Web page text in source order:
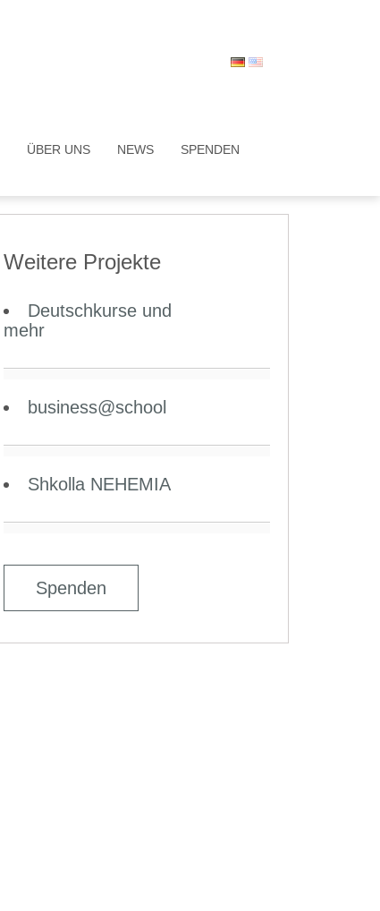
ÜBER UNS NEWS SPENDEN
Weitere Projekte
Deutschkurse und
mehr
business@school
Shkolla NEHEMIA
Spenden